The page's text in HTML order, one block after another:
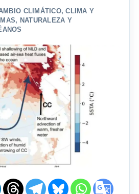
CLIMÁTICO,CLIMA Y
, NATURALEZA Y